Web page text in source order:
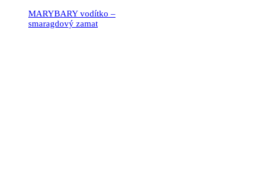
MARYBARY vodítko –
smaragdový zamat